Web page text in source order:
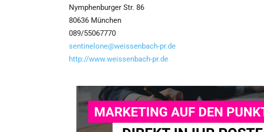
Nymphenburger Str. 86
80636 München
089/55067770
sentinelone@weissenbach-pr.de
http://www.weissenbach-pr.de